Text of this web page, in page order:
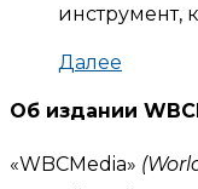
инструмент,
Далее
Об издании
«WBCMedia»